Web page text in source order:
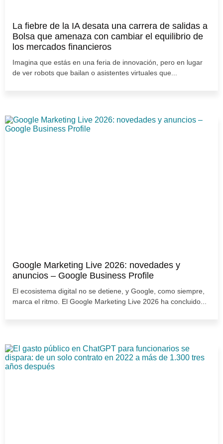
La fiebre de la IA desata una carrera de salidas a
Bolsa que amenaza con cambiar el equilibrio de
los mercados financieros
Imagina que estás en una feria de innovación, pero en lugar
de ver robots que bailan o asistentes virtuales que...
Google Marketing Live 2026: novedades y
anuncios – Google Business Profile
El ecosistema digital no se detiene, y Google, como siempre,
marca el ritmo. El Google Marketing Live 2026 ha concluido...